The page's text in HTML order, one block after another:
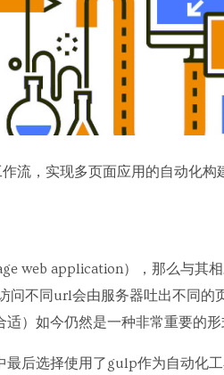
流，实现多页面应用的自动化构
web application），那么与其
不同url会由服务器吐出不同的
）如今仍然是一种非常重要的形
后选择使用了gulp作为自动化